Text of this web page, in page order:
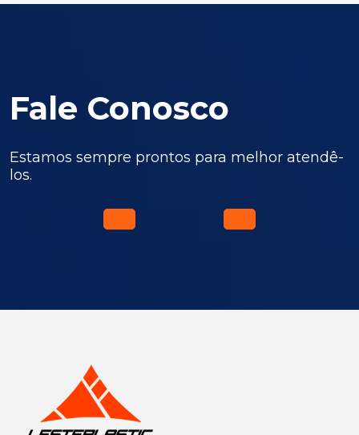
Fale Conosco
Estamos sempre prontos para melhor atendê-
los.